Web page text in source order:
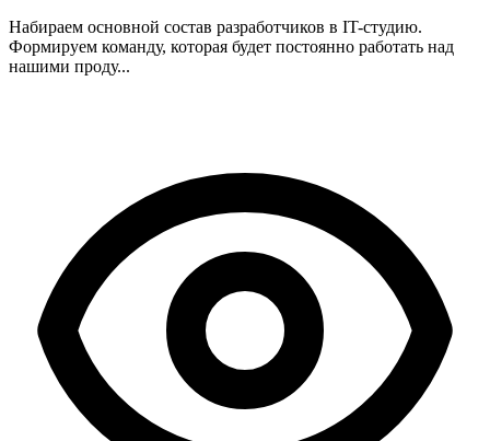
Набираем основной состав разработчиков в IT-студию.
Формируем команду, которая будет постоянно работать над
нашими проду...